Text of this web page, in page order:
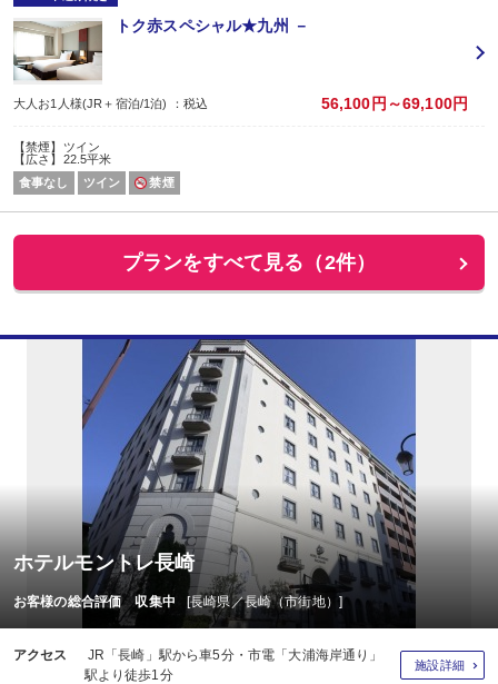
トク赤スペシャル★九州 －
大人お1人様(JR＋宿泊/1泊) ：税込 56,100円～69,100円
【禁煙】ツイン
【広さ】22.5平米
食事なし
ツイン 禁煙
プランをすべて見る（2件）
ホテルモントレ長崎
お客様の総合評価 収集中 [長崎県／長崎（市街地）]
アクセス
JR「長崎」駅から車5分・市電「大浦海岸通り」
駅より徒歩1分
施設詳細